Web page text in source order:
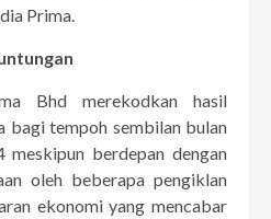
Prima.
Bhd merekodkan hasil
bagi tempoh sembilan bulan
berdepan dengan
oleh beberapa pengiklan
ekonomi yang mencabar